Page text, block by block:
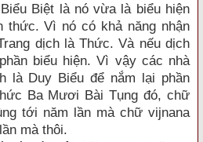
Biệt là nó vừa là biểu hiện
thức. Vì nó có khả năng nhận
dịch là Thức. Và nếu dịch
biểu hiện. Vì vậy các nhà
là Duy Biểu để nắm lại phần
Ba Mươi Bài Tụng đó, chữ
tới năm lần mà chữ vijnana
mà thôi.